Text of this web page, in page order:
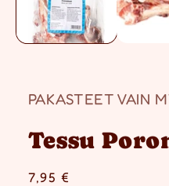
PAKASTEET VAIN
Tessu
Normaalihinta
7,95 €